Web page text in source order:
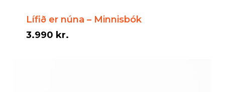
Lífið er núna – Minnisbók
3.990 kr.